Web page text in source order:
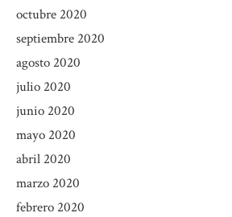
octubre 2020
septiembre 2020
agosto 2020
julio 2020
junio 2020
mayo 2020
abril 2020
marzo 2020
febrero 2020